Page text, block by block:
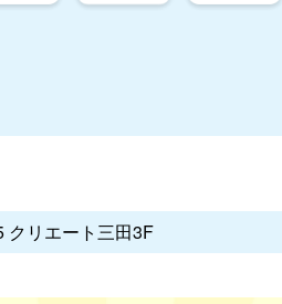
クリエート三田3F